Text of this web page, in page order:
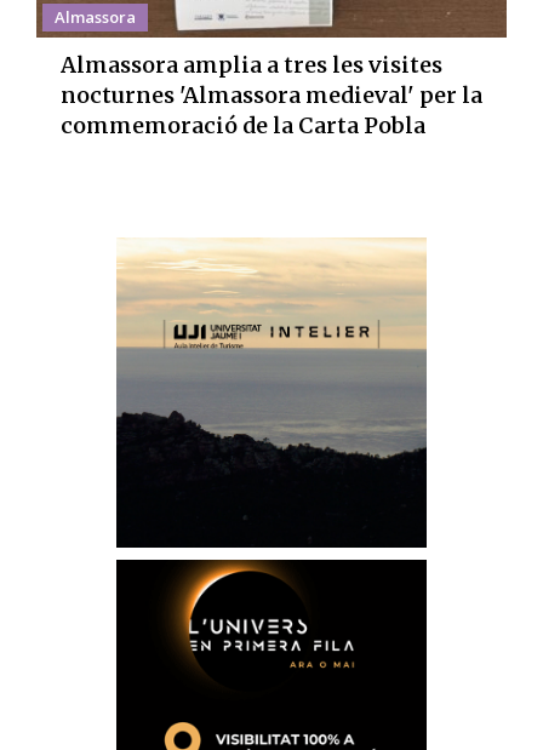
Almassora
Almassora amplia a tres les visites
nocturnes 'Almassora medieval' per la
commemoració de la Carta Pobla